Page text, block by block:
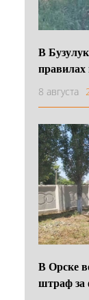
В
правилах
8 августа
В Орске
штраф